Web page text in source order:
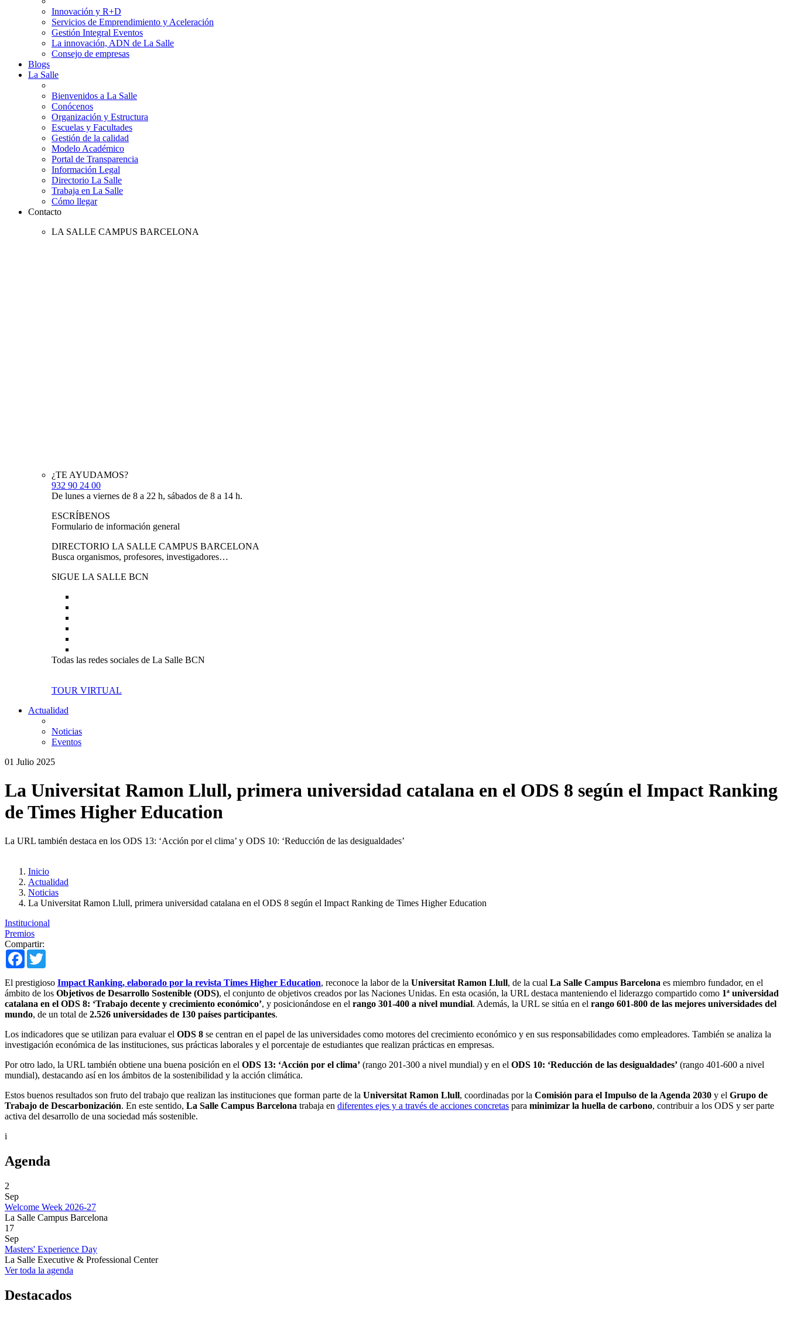
Innovación y R+D
Servicios de Emprendimiento y Aceleración
Gestión Integral Eventos
La innovación, ADN de La Salle
Consejo de empresas
Blogs
La Salle
Bienvenidos a La Salle
Conócenos
Organización y Estructura
Escuelas y Facultades
Gestión de la calidad
Modelo Académico
Portal de Transparencia
Información Legal
Directorio La Salle
Trabaja en La Salle
Cómo llegar
Contacto
LA SALLE CAMPUS BARCELONA
¿TE AYUDAMOS?
932 90 24 00
De lunes a viernes de 8 a 22 h, sábados de 8 a 14 h.
ESCRÍBENOS
Formulario de información general
DIRECTORIO LA SALLE CAMPUS BARCELONA
Busca organismos, profesores, investigadores…
SIGUE LA SALLE BCN
Todas las redes sociales de La Salle BCN
TOUR VIRTUAL
Actualidad
Noticias
Eventos
01 Julio 2025
La Universitat Ramon Llull, primera universidad catalana en el ODS 8 según el Impact Ranking
de Times Higher Education
La URL también destaca en los ODS 13: ‘Acción por el clima’ y ODS 10: ‘Reducción de las desigualdades’
Inicio
Actualidad
Noticias
La Universitat Ramon Llull, primera universidad catalana en el ODS 8 según el Impact Ranking de Times Higher Education
Institucional
Premios
Compartir:
Facebook
El prestigioso Impact Ranking, elaborado por la revista Times Higher Education, reconoce la labor de la Universitat Ramon Llull, de la cual La Salle Campus Barcelona es miembro fundador, en el
ámbito de los Objetivos de Desarrollo Sostenible (ODS), el conjunto de objetivos creados por las Naciones Unidas. En esta ocasión, la URL destaca manteniendo el liderazgo compartido como 1ª universidad
catalana en el ODS 8: ‘Trabajo decente y crecimiento económico’, y posicionándose en el rango 301-400 a nivel mundial. Además, la URL se sitúa en el rango 601-800 de las mejores universidades del
mundo, de un total de 2.526 universidades de 130 países participantes.
Los indicadores que se utilizan para evaluar el ODS 8 se centran en el papel de las universidades como motores del crecimiento económico y en sus responsabilidades como empleadores. También se analiza la
investigación económica de las instituciones, sus prácticas laborales y el porcentaje de estudiantes que realizan prácticas en empresas.
Por otro lado, la URL también obtiene una buena posición en el ODS 13: ‘Acción por el clima’ (rango 201-300 a nivel mundial) y en el ODS 10: ‘Reducción de las desigualdades’ (rango 401-600 a nivel
mundial), destacando así en los ámbitos de la sostenibilidad y la acción climática.
Estos buenos resultados son fruto del trabajo que realizan las instituciones que forman parte de la Universitat Ramon Llull, coordinadas por la Comisión para el Impulso de la Agenda 2030 y el Grupo de
Trabajo de Descarbonización. En este sentido, La Salle Campus Barcelona trabaja en diferentes ejes y a través de acciones concretas para minimizar la huella de carbono, contribuir a los ODS y ser parte
activa del desarrollo de una sociedad más sostenible.
i
Agenda
2
Sep
Welcome Week 2026-27
La Salle Campus Barcelona
17
Sep
Masters' Experience Day
La Salle Executive & Professional Center
Ver toda la agenda
Destacados